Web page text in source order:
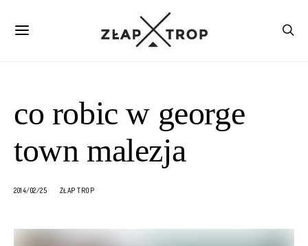
co robic w george
town malezja
2014/02/25 ZŁAP TROP